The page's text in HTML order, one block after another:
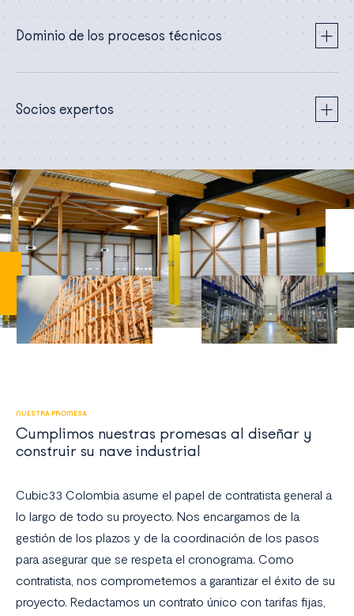
Dominio de los procesos técnicos
Socios expertos
NUESTRA PROMESA
Cumplimos nuestras promesas al diseñar y
construir su nave industrial
Cubic33 Colombia asume el papel de contratista general a
lo largo de todo su proyecto. Nos encargamos de la
gestión de los plazos y de la coordinación de los pasos
para asegurar que se respeta el cronograma. Como
contratista, nos comprometemos a garantizar el éxito de su
proyecto. Redactamos un contrato único con tarifas fijas,